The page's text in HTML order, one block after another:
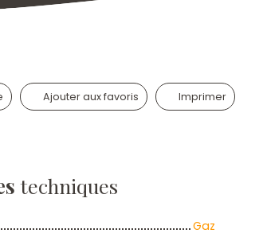
Ajouter aux favoris Imprimer
techniques
Gaz